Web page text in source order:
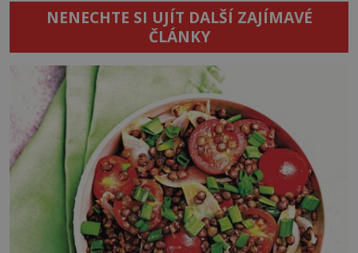
NENECHTE SI UJÍT DALŠÍ ZAJÍMAVÉ
ČLÁNKY